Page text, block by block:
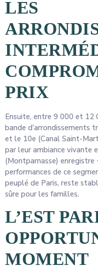
LES
PRIX
Ensuite, entre 9 000 et 12
bande d’arrondissements
et le 10e (Canal Saint-
par leur ambiance vivante
(Montparnasse) enregistre
performances de ce
peuplé de Paris, reste
sûre pour les familles.
L’EST
MOMENT